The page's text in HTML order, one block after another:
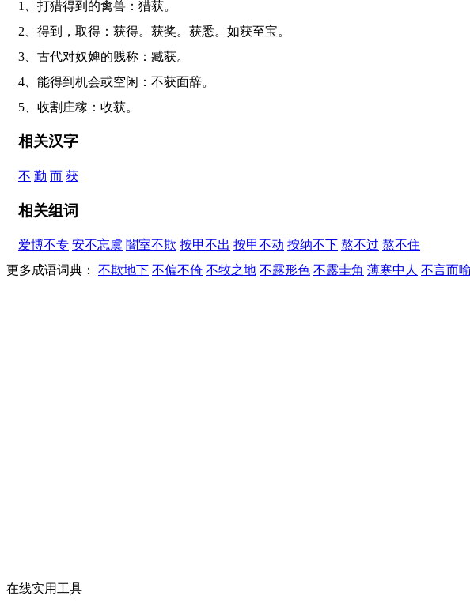
1、打猎得到的禽兽：猎获。
2、得到，取得：获得。获奖。获悉。如获至宝。
3、古代对奴婢的贱称：臧获。
4、能得到机会或空闲：不获面辞。
5、收割庄稼：收获。
相关汉字
不 勤 而 获
相关组词
爱博不专 安不忘虞 闇室不欺 按甲不出 按甲不动 按纳不下 熬不过 熬不住
更多成语词典： 不欺地下 不偏不倚 不牧之地 不露形色 不露圭角 薄寒中人 不言而喻
在线实用工具